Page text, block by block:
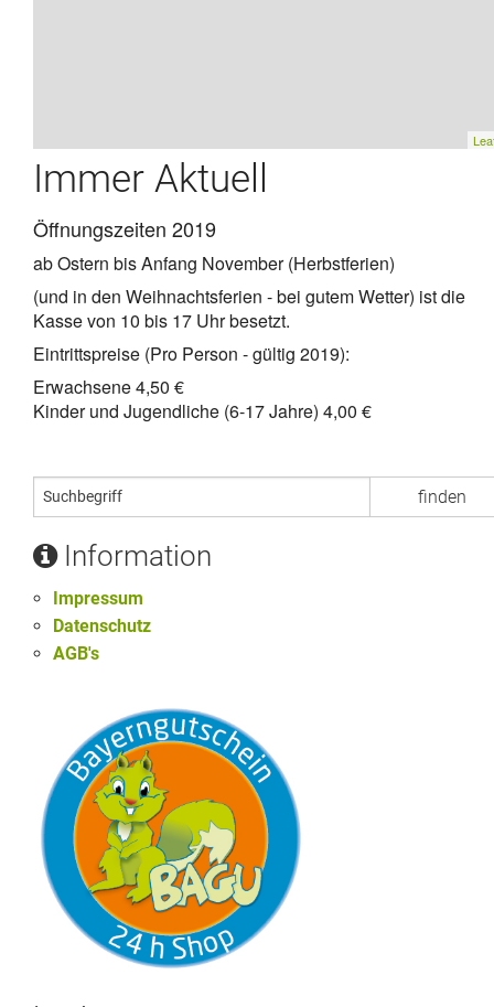
Immer Aktuell
Öffnungszeiten 2019
ab Ostern bis Anfang November (Herbstferien)
(und in den Weihnachtsferien - bei gutem Wetter) ist die
Kasse von 10 bis 17 Uhr besetzt.
Eintrittspreise (Pro Person - gültig 2019):
Erwachsene 4,50 €
Kinder und Jugendliche (6-17 Jahre) 4,00 €
Information
Impressum
Datenschutz
AGB's